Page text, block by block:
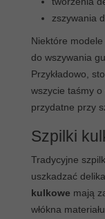
zszywania
Niektóre
do wszywania
Przykładowo,
wszycie taśmy
przydatne przy
Szpilki
Tradycyjne
uszkadzać
kulkowe mają
włókna